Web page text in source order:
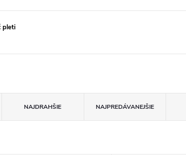
pleti
NAJDRAHŠIE NAJPREDÁVANEJŠIE